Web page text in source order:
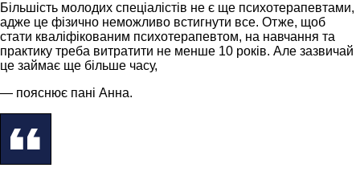
Більшість молодих спеціалістів не є ще психотерапевтами,
адже це фізично неможливо встигнути все. Отже, щоб
стати кваліфікованим психотерапевтом, на навчання та
практику треба витратити не менше 10 років. Але зазвичай
це займає ще більше часу,
— пояснює пані Анна.